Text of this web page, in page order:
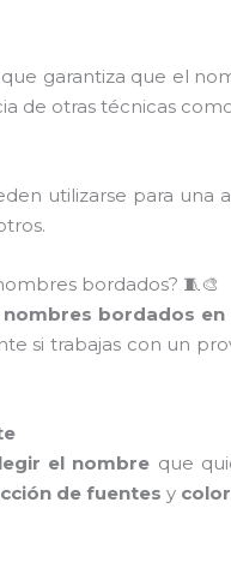
garantiza que el
de otras técnicas
utilizarse para una
bordados? 🧵🎨
nombres bordados en
si trabajas con un
el nombre que
de fuentes y